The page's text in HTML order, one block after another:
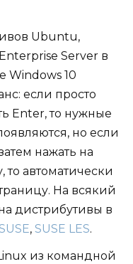
Ubuntu,
Server в
Windows 10
если просто
Enter, то нужные
но если
нажать на
автоматически
На всякий
дистрибутивы в
, SUSE LES.
из командной